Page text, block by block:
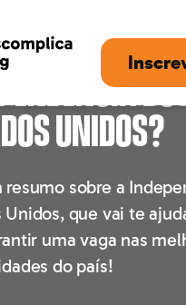
ocorreu a
Unidos?
resumo sobre a
Unidos, que vai te
uma vaga nas
do país!